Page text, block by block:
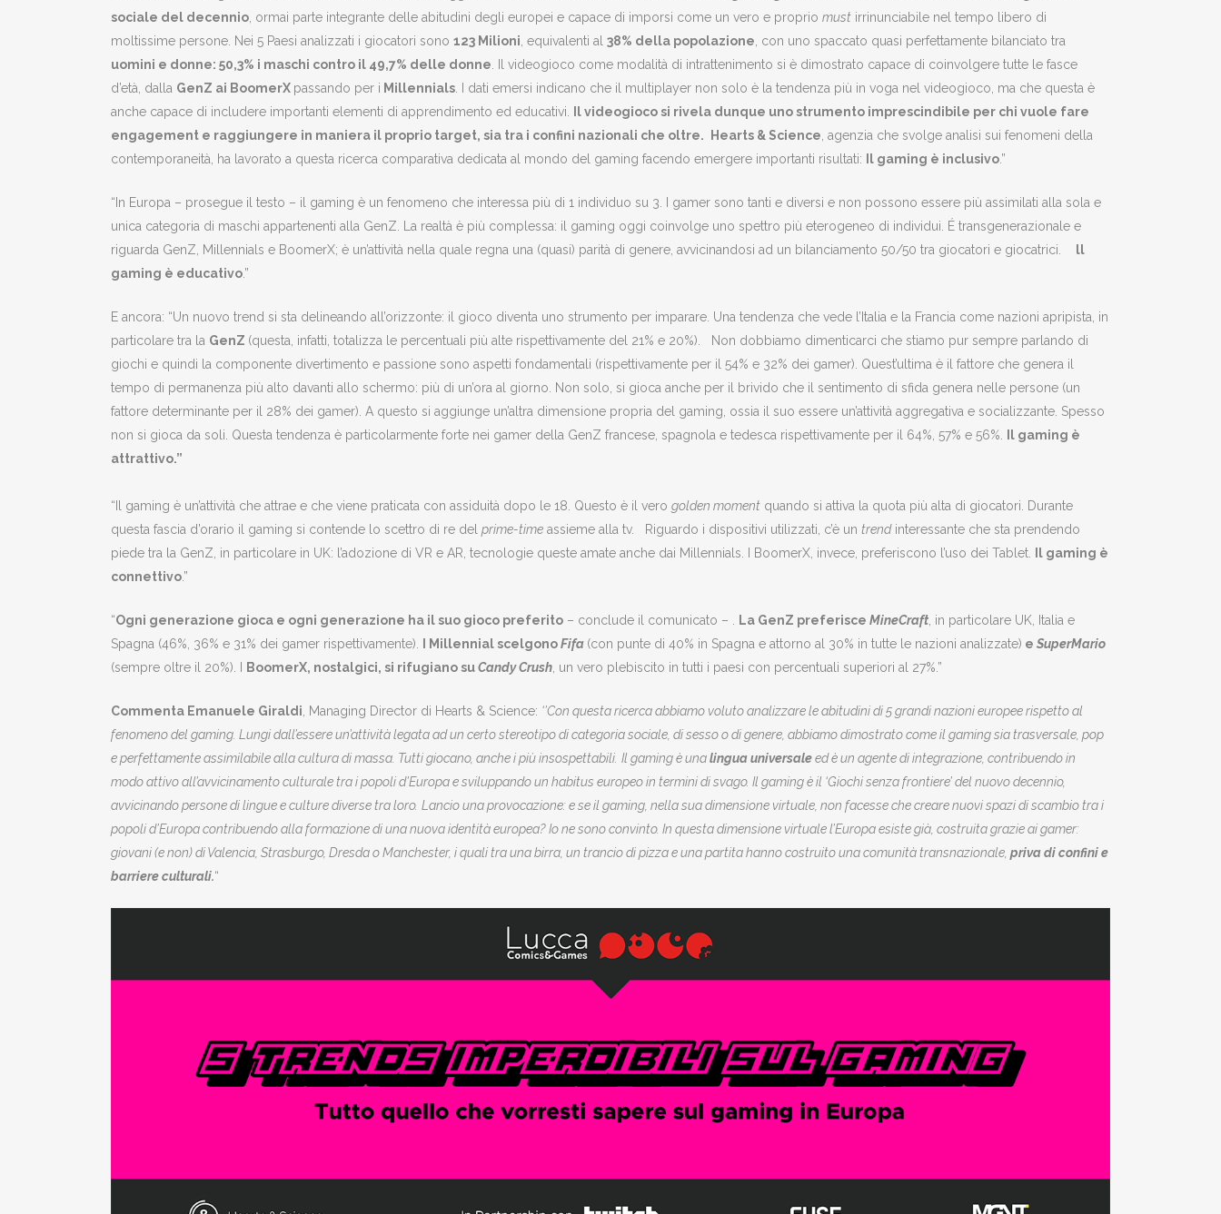
sociale del decennio, ormai parte integrante delle abitudini degli europei e capace di imporsi come un vero e proprio must irrinunciabile nel tempo libero di
moltissime persone. Nei 5 Paesi analizzati i giocatori sono 123 Milioni, equivalenti al 38% della popolazione, con uno spaccato quasi perfettamente bilanciato tra
uomini e donne: 50,3% i maschi contro il 49,7% delle donne. Il videogioco come modalità di intrattenimento si è dimostrato capace di coinvolgere tutte le fasce
d’età, dalla GenZ ai BoomerX passando per i Millennials. I dati emersi indicano che il multiplayer non solo è la tendenza più in voga nel videogioco, ma che questa è
anche capace di includere importanti elementi di apprendimento ed educativi.
Il videogioco si rivela dunque uno strumento imprescindibile per chi vuole fare
engagement e raggiungere in maniera il proprio target, sia tra i confini nazionali che oltre.
Hearts & Science, agenzia che svolge analisi sui fenomeni della
contemporaneità, ha lavorato a questa ricerca comparativa dedicata al mondo del gaming facendo emergere importanti risultati:
Il gaming è inclusivo.”
“In Europa – prosegue il testo – il gaming è un fenomeno che interessa più di 1 individuo su 3. I gamer sono tanti e diversi e non possono essere più assimilati alla sola e
unica categoria di maschi appartenenti alla GenZ. La realtà è più complessa: il gaming oggi coinvolge uno spettro più eterogeneo di individui. É transgenerazionale e
riguarda GenZ, Millennials e BoomerX; è un’attività nella quale regna una (quasi) parità di genere, avvicinandosi ad un bilanciamento 50/50 tra giocatori e giocatrici. ll
gaming è educativo.”
E ancora: “Un nuovo trend si sta delineando all’orizzonte: il gioco diventa uno strumento per imparare. Una tendenza che vede l’Italia e la Francia come nazioni apripista, in
particolare tra la GenZ (questa, infatti, totalizza le percentuali più alte rispettivamente del 21% e 20%). Non dobbiamo dimenticarci che stiamo pur sempre parlando di
giochi e quindi la componente divertimento e passione sono aspetti fondamentali (rispettivamente per il 54% e 32% dei gamer). Quest’ultima è il fattore che genera il
tempo di permanenza più alto davanti allo schermo: più di un’ora al giorno. Non solo, si gioca anche per il brivido che il sentimento di sfida genera nelle persone (un
fattore determinante per il 28% dei gamer). A questo si aggiunge un’altra dimensione propria del gaming, ossia il suo essere un’attività aggregativa e socializzante. Spesso
non si gioca da soli. Questa tendenza è particolarmente forte nei gamer della GenZ francese, spagnola e tedesca rispettivamente per il 64%, 57% e 56%.
Il gaming è
attrattivo.”
“Il gaming è un’attività che attrae e che viene praticata con assiduità dopo le 18. Questo è il vero golden moment quando si attiva la quota più alta di giocatori. Durante
questa fascia d’orario il gaming si contende lo scettro di re del prime-time assieme alla tv. Riguardo i dispositivi utilizzati, c’è un trendinteressante che sta prendendo
piede tra la GenZ, in particolare in UK: l’adozione di VR e AR, tecnologie queste amate anche dai Millennials. I BoomerX, invece, preferiscono l’uso dei Tablet.
Il gaming è
connettivo.”
“Ogni generazione gioca e ogni generazione ha il suo gioco preferito – conclude il comunicato – . La GenZ preferisce MineCraft, in particolare UK, Italia e
Spagna (46%, 36% e 31% dei gamer rispettivamente).
I Millennial scelgonoFifa (con punte di 40% in Spagna e attorno al 30% in tutte le nazioni analizzate) e SuperMario
(sempre oltre il 20%). I
BoomerX, nostalgici, si rifugiano suCandy Crush, un vero plebiscito in tutti i paesi con percentuali superiori al 27%.”
Commenta Emanuele Giraldi, Managing Director di Hearts & Science: ‘’Con questa ricerca abbiamo voluto analizzare le abitudini di 5 grandi nazioni europee rispetto al
fenomeno del gaming. Lungi dall’essere un’attività legata ad un certo stereotipo di categoria sociale, di sesso o di genere, abbiamo dimostrato come il gaming sia trasversale, pop
e perfettamente assimilabile alla cultura di massa. Tutti giocano, anche i più insospettabili. Il gaming è unalingua universaleed è un agente di integrazione, contribuendo in
modo attivo all’avvicinamento culturale tra i popoli d’Europa e sviluppando un habitus europeo in termini di svago. Il gaming è il ‘Giochi senza frontiere’ del nuovo decennio,
avvicinando persone di lingue e culture diverse tra loro. Lancio una provocazione: e se il gaming, nella sua dimensione virtuale, non facesse che creare nuovi spazi di scambio tra i
popoli d’Europa contribuendo alla formazione di una nuova identità europea? Io ne sono convinto. In questa dimensione virtuale l’Europa esiste già, costruita grazie ai gamer:
giovani (e non) di Valencia, Strasburgo, Dresda o Manchester, i quali tra una birra, un trancio di pizza e una partita hanno costruito una comunità transnazionale, priva di confini e
barriere culturali.“